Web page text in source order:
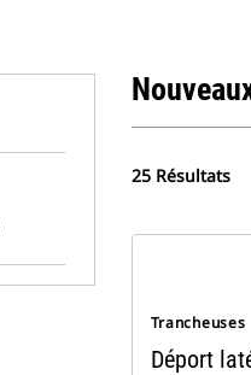
25 Résultats
Trancheuses
Déport